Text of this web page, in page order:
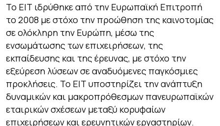
Το ΕΙΤ ιδρύθηκε από την Ευρωπαϊκή Επιτροπή
το 2008 με στόχο την προώθηση της καινοτομίας
σε ολόκληρη την Ευρώπη, μέσω της
ενσωμάτωσης των επιχειρήσεων, της
εκπαίδευσης και της έρευνας, με στόχο την
εξεύρεση λύσεων σε αναδυόμενες παγκόσμιες
προκλήσεις. Το ΕΙΤ υποστηρίζει την ανάπτυξη
δυναμικών και μακροπρόθεσμων πανευρωπαϊκών
εταιρικών σχέσεων μεταξύ κορυφαίων
επιχειρήσεων και ερευνητικών εργαστηρίων.